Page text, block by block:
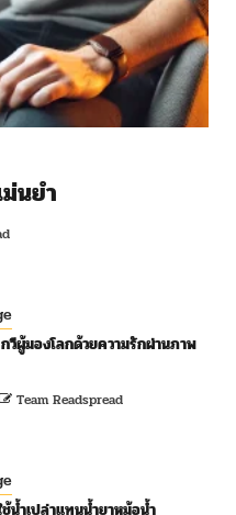
นยำ
วีผู้มองโลกด้วยความรักผ่านภาพ
Team Readspread
ช้น้ำเปล่าแทนน้ำยาหม้อน้ำ